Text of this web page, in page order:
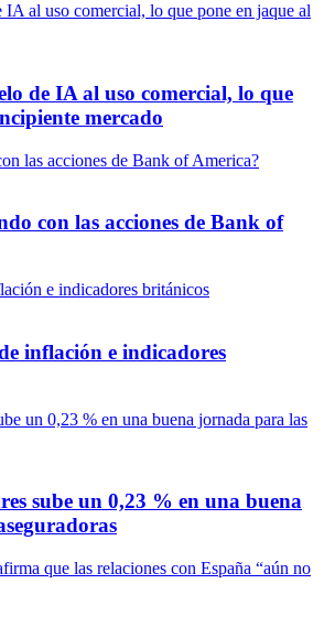
IA al uso comercial, lo que pone en jaque al
de IA al uso comercial, lo que
mercado
las acciones de Bank of America?
con las acciones de Bank of
e indicadores británicos
inflación e indicadores
un 0,23 % en una buena jornada para las
sube un 0,23 % en una buena
que las relaciones con España “aún no